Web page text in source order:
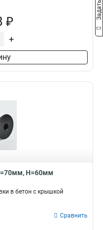
₽
+
H=60мм
в бетон с крышкой
Сравнить